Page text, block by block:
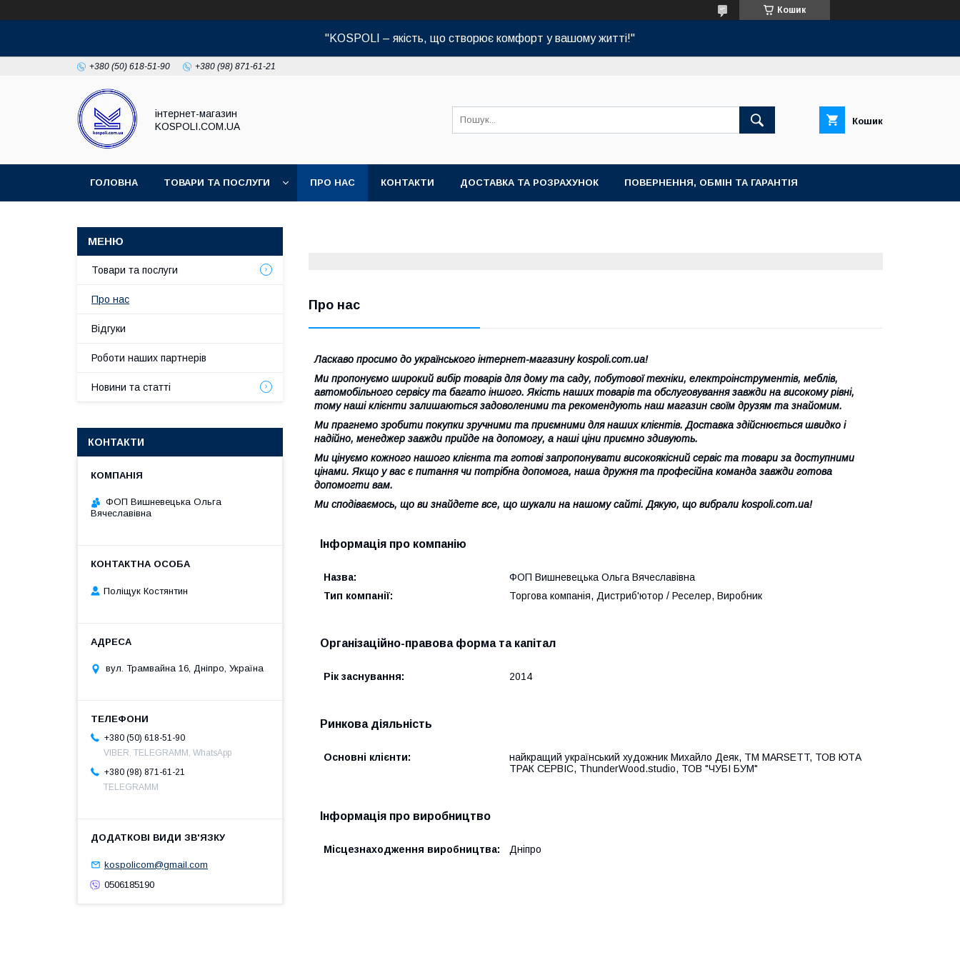
Кошик
"KOSPOLI – якість, що створює комфорт у вашому житті!"
+380 (50) 618-51-90 +380 (98) 871-61-21
інтернет-магазин
KOSPOLI.COM.UA
Кошик
ГОЛОВНА ТОВАРИ ТА ПОСЛУГИ ПРО НАС КОНТАКТИ ДОСТАВКА ТА РОЗРАХУНОК ПОВЕРНЕННЯ, ОБМІН ТА ГАРАНТІЯ
Про нас
Ласкаво просимо до українського інтернет-магазину kospoli.com.ua!
Ми пропонуємо широкий вибір товарів для дому та саду, побутової техніки, електроінструментів, меблів,
автомобільного сервісу та багато іншого. Якість наших товарів та обслуговування завжди на високому рівні,
тому наші клієнти залишаються задоволеними та рекомендують наш магазин своїм друзям та знайомим.
Ми прагнемо зробити покупки зручними та приємними для наших клієнтів. Доставка здійснюється швидко і
надійно, менеджер завжди прийде на допомогу, а наші ціни приємно здивують.
Ми цінуємо кожного нашого клієнта та готові запропонувати високоякісний сервіс та товари за доступними
цінами. Якщо у вас є питання чи потрібна допомога, наша дружня та професійна команда завжди готова
допомогти вам.
Ми сподіваємось, що ви знайдете все, що шукали на нашому сайті. Дякую, що вибрали kospoli.com.ua!
Інформація про компанію
Назва:
ФОП Вишневецька Ольга Вячеславівна
Тип компанії:
Торгова компанія, Дистриб'ютор / Реселер, Виробник
Організаційно-правова форма та капітал
Рік заснування: 2014
Ринкова діяльність
Основні клієнти:
найкращий український художник Михайло Деяк, ТМ MARSETT, ТОВ ЮТА
ТРАК СЕРВІС, ThunderWood.studio, ТОВ "ЧУБІ БУМ"
Інформація про виробництво
Місцезнаходження виробництва: Дніпро
Товари та послуги
Про нас
Відгуки
Роботи наших партнерів
Новини та статті
КОНТАКТИ
ФОП Вишневецька Ольга
Вячеславівна
Поліщук Костянтин
вул. Трамвайна 16, Дніпро, Україна
+380 (50) 618-51-90
VIBER, TELEGRAMM, WhatsApp
+380 (98) 871-61-21
TELEGRAMM
kospolicom@gmail.com
0506185190